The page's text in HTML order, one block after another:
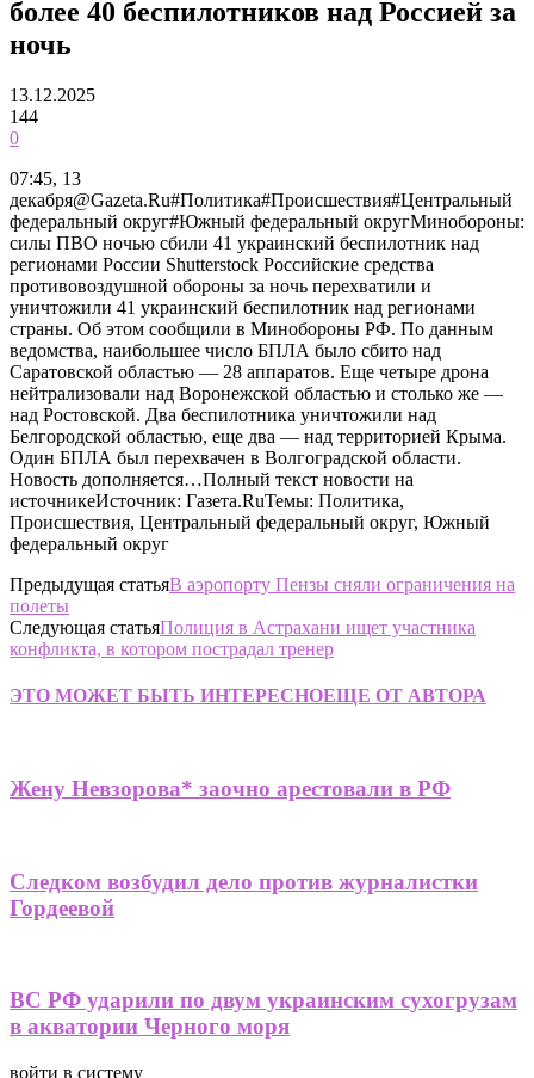
более 40 беспилотников над Россией за
ночь
13.12.2025
144
0
07:45, 13
декабря@Gazeta.Ru#Политика#Происшествия#Центральный
федеральный округ#Южный федеральный округМинобороны:
силы ПВО ночью сбили 41 украинский беспилотник над
регионами России Shutterstock Российские средства
противовоздушной обороны за ночь перехватили и
уничтожили 41 украинский беспилотник над регионами
страны. Об этом сообщили в Минобороны РФ. По данным
ведомства, наибольшее число БПЛА было сбито над
Саратовской областью — 28 аппаратов. Еще четыре дрона
нейтрализовали над Воронежской областью и столько же —
над Ростовской. Два беспилотника уничтожили над
Белгородской областью, еще два — над территорией Крыма.
Один БПЛА был перехвачен в Волгоградской области.
Новость дополняется…Полный текст новости на
источникеИсточник: Газета.RuТемы: Политика,
Происшествия, Центральный федеральный округ, Южный
федеральный округ
Предыдущая статьяВ аэропорту Пензы сняли ограничения на
полеты
Следующая статьяПолиция в Астрахани ищет участника
конфликта, в котором пострадал тренер
ЭТО МОЖЕТ БЫТЬ ИНТЕРЕСНОЕЩЕ ОТ АВТОРА
Жену Невзорова* заочно арестовали в РФ
Следком возбудил дело против журналистки
Гордеевой
ВС РФ ударили по двум украинским сухогрузам
в акватории Черного моря
войти в систему